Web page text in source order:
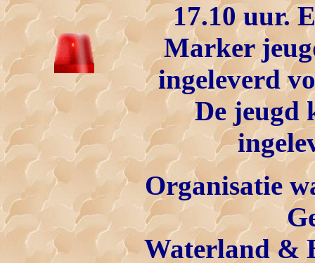
17.10 uur.
Marker
ingeleverd
De jeugd
Organisatie
Waterland &